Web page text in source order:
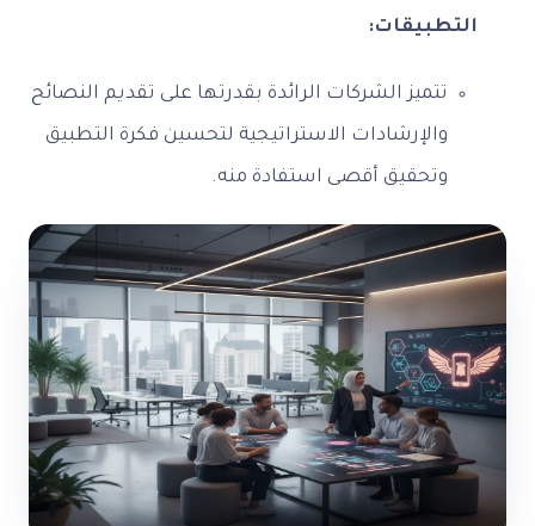
التطبيقات:
تتميز الشركات الرائدة بقدرتها على تقديم النصائح
والإرشادات الاستراتيجية لتحسين فكرة التطبيق
وتحقيق أقصى استفادة منه.